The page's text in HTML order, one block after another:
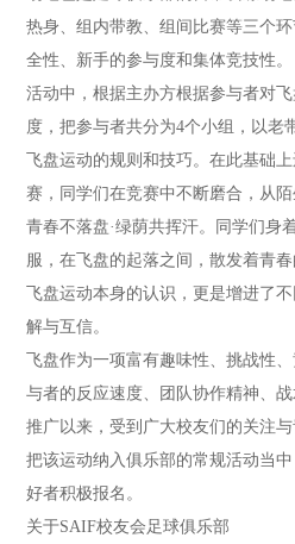
热身、组内带教、组间比赛等三个
全性、新手的参与度和集体竞技性。
活动中，根据主办方根据参与者对
度，把参与者共分为4个小组，以老
飞盘运动的规则和技巧。在此基础
赛，同学们在竞赛中不断磨合，从
青春不落盘·绿荫共挥汗。同学们身
服，在飞盘的起落之间，散发着青
飞盘运动本身的认识，更是增进了
解与互信。
飞盘作为一项富有趣味性、挑战性
与者的反应速度、团队协作精神、
推广以来，受到广大校友们的关注
把该运动纳入俱乐部的常规活动当
好者积极报名。
关于SAIF校友会足球俱乐部